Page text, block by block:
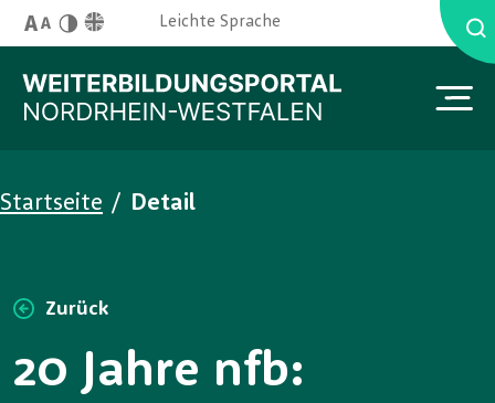
Skip to main content
Schriftgröße
Kontrast
English SiteLeichte Sprache
You are here:
Startseite / Detail
Zurück
20 Jahre nfb: